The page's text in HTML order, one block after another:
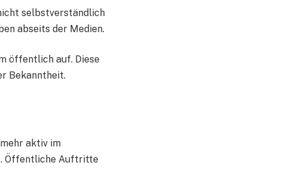
selbstverständlich
abseits der Medien.
öffentlich auf. Diese
Bekanntheit.
aktiv im
Öffentliche Auftritte